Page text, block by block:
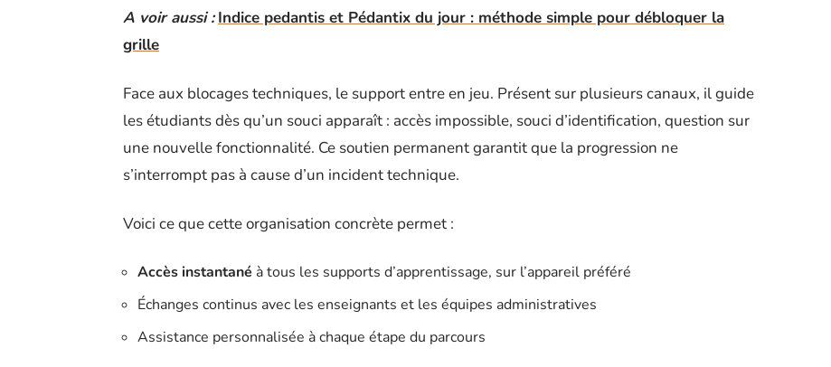
A voir aussi : Indice pedantis et Pédantix du jour : méthode simple pour débloquer la
grille
Face aux blocages techniques, le support entre en jeu. Présent sur plusieurs canaux, il guide
les étudiants dès qu’un souci apparaît : accès impossible, souci d’identification, question sur
une nouvelle fonctionnalité. Ce soutien permanent garantit que la progression ne
s’interrompt pas à cause d’un incident technique.
Voici ce que cette organisation concrète permet :
Accès instantané à tous les supports d’apprentissage, sur l’appareil préféré
Échanges continus avec les enseignants et les équipes administratives
Assistance personnalisée à chaque étape du parcours